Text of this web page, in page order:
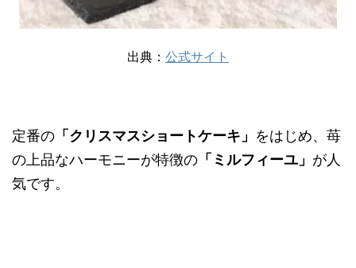
出典： 公式サイト
定番の 「クリスマスショートケーキ」 をはじめ、苺
の上品なハーモニーが特徴の 「ミルフィーユ」 が人
気です。